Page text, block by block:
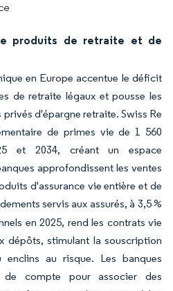
produits de retraite et de
en Europe accentue le déficit
de retraite légaux et pousse les
d'épargne retraite. Swiss Re
de primes vie de 1 560
et 2034, créant un espace
approfondissent les ventes
d'assurance vie entière et de
servis aux assurés, à 3,5 %
en 2025, rend les contrats vie
dépôts, stimulant la souscription
au risque. Les banques
de compte pour associer des